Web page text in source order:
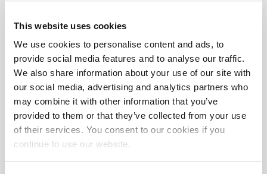
This website uses cookies
We use cookies to personalise content and ads, to
provide social media features and to analyse our traffic.
We also share information about your use of our site with
our social media, advertising and analytics partners who
may combine it with other information that you’ve
provided to them or that they’ve collected from your use
of their services. You consent to our cookies if you
continue to use our website.
VOM PROJEKT ZUR REALITÄT
AndereRealizations